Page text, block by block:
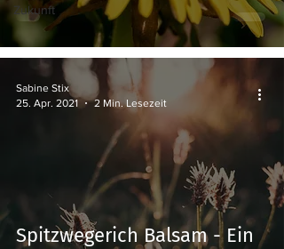
Zukunft
Spitzwegerich Balsam - Ein
Sabine Stix
25. Apr. 2021
2 Min. Lesezeit